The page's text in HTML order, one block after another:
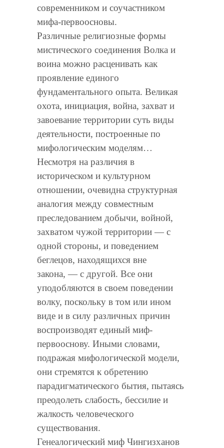
современником и соучастником
мифа-первоосновы.
Различные религиозные формы
мистического соединения Волка и
воина можно расценивать как
проявление единого
фундаментального опыта. Великая
охота, инициация, война, захват и
завоевание территории суть виды
деятельности, построенные по
мифологическим моделям…
Несмотря на различия в
историческом и культурном
отношении, очевидна структурная
аналогия между совместным
преследованием добычи, войной,
захватом чужой территории — с
одной стороны, и поведением
беглецов, находящихся вне
закона, — с другой. Все они
уподобляются в своем поведении
волку, поскольку в том или ином
виде и в силу различных причин
воспроизводят единый миф-
первооснову. Иными словами,
подражая мифологической модели,
они стремятся к обретению
парадигматического бытия, пытаясь
преодолеть слабость, бессилие и
жалкость человеческого
существования.
Генеалогический миф Чингизханов